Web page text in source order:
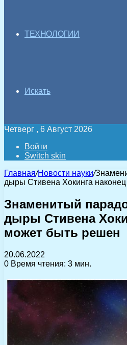
ТЕХНОЛОГИИ
Искать
Четверг , 6 Август 2026
Войти
Switch skin
Главная/Новости науки/
дыры Стивена Хокинга
Знаменитый
дыры Стивена
может быть решен
20.06.2022
0 Время чтения: 3 мин.